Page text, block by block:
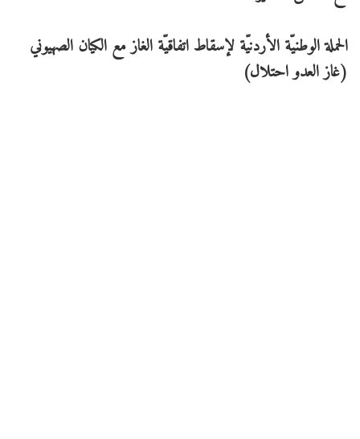
الحملة الوطنيّة الأردنيّة لإسقاط اتفاقيّة الغاز مع الكيان الصهيوني
(غاز العدو احتلال)